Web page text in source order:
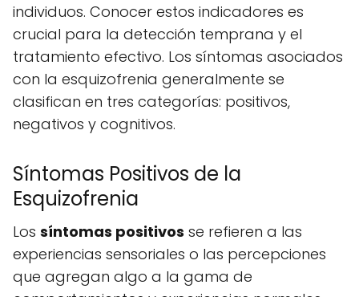
individuos. Conocer estos indicadores es
crucial para la detección temprana y el
tratamiento efectivo. Los síntomas asociados
con la esquizofrenia generalmente se
clasifican en tres categorías: positivos,
negativos y cognitivos.
Síntomas Positivos de la
Esquizofrenia
Los síntomas positivos se refieren a las
experiencias sensoriales o las percepciones
que agregan algo a la gama de